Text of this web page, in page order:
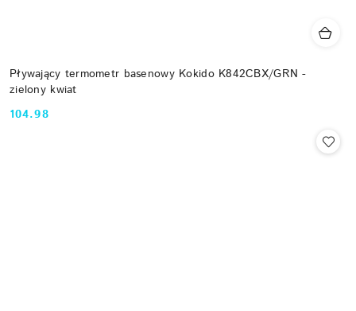
Pływający termometr basenowy Kokido K842CBX/GRN -
zielony kwiat
Cena:
104.98